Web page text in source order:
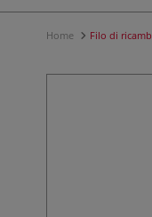
Home Filo di